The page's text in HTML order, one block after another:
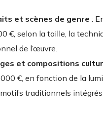
et scènes de genre :
€, selon la taille, la
de l’œuvre.
et compositions
€, en fonction de la
traditionnels intégrés